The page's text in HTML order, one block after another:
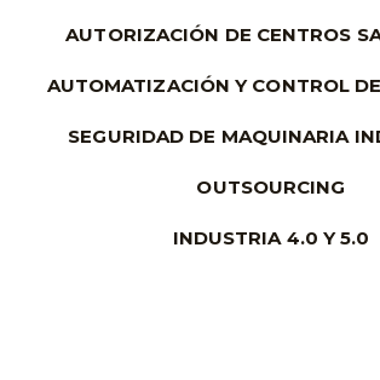
AUTORIZACIÓN DE CENTROS
AUTOMATIZACIÓN Y CONTROL
SEGURIDAD DE MAQUINARIA
OUTSOURCING
INDUSTRIA 4.0 Y 5.0